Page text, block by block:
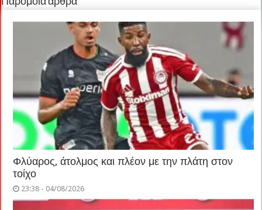
Φλύαρος, άτολμος και πλέον με την πλάτη στον
τοίχο
23:38 - 04/08/2026